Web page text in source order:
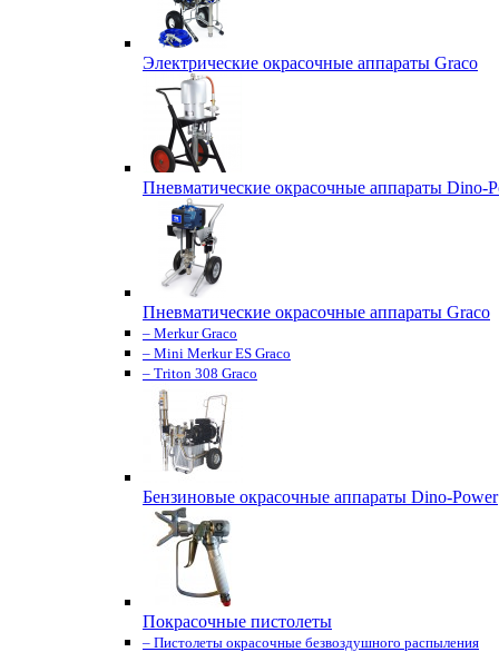
Электрические окрасочные аппараты Graco
Пневматические окрасочные аппараты Dino-
Пневматические окрасочные аппараты Graco
– Merkur Graco
– Mini Merkur ES Graco
– Triton 308 Graco
Бензиновые окрасочные аппараты Dino-Power
Покрасочные пистолеты
– Пистолеты окрасочные безвоздушного распыления